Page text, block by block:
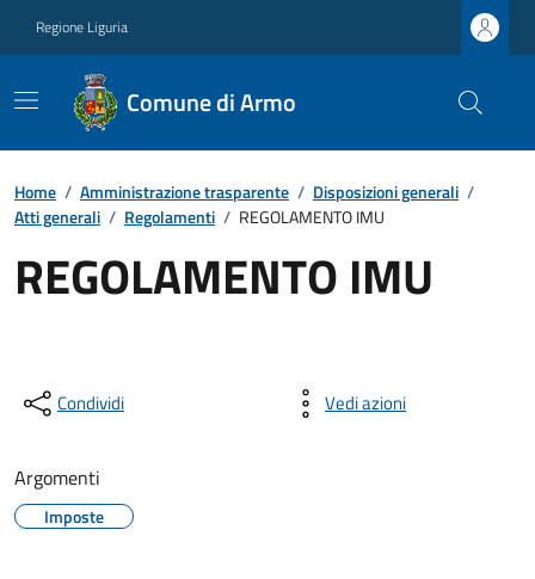
Regione Liguria
Comune di Armo
Home / Amministrazione trasparente / Disposizioni generali /
Atti generali / Regolamenti / REGOLAMENTO IMU
REGOLAMENTO IMU
Condividi Vedi azioni
Argomenti
Imposte